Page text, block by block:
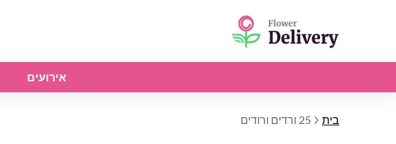
אירועים
בית 25 ורדים ורודים